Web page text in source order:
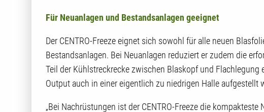
Für Neuanlagen und Bestandsanlagen geeignet
Der CENTRO-Freeze eignet sich sowohl für alle neuen
Bestandsanlagen. Bei Neuanlagen reduziert er zudem die
Teil der Kühlstreckrecke zwischen Blaskopf und
Output auch in einer eigentlich zu niedrigen Halle aufgestellt
„Bei Nachrüstungen ist der CENTRO-Freeze die